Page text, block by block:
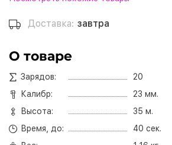
Доставка: завтра
О товаре
Зарядов:
20
Калибр:
23 мм.
Высота:
35 м.
Время, до:
40 сек.